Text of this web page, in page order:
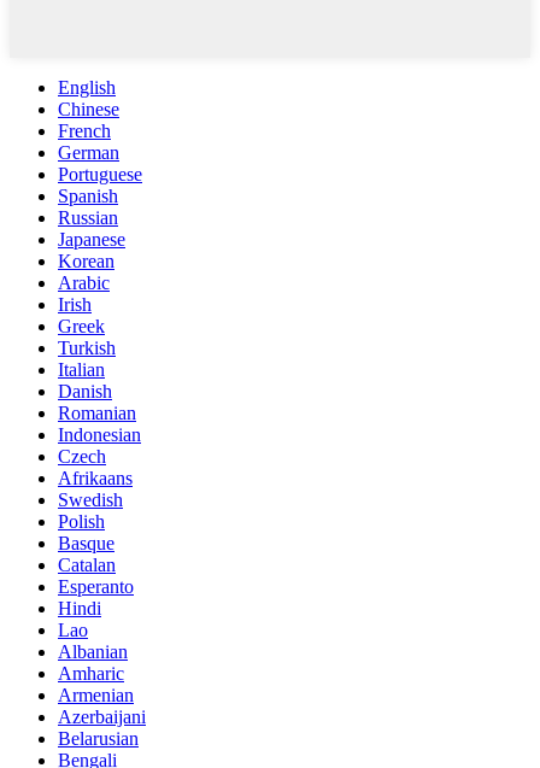
English
Chinese
French
German
Portuguese
Spanish
Russian
Japanese
Korean
Arabic
Irish
Greek
Turkish
Italian
Danish
Romanian
Indonesian
Czech
Afrikaans
Swedish
Polish
Basque
Catalan
Esperanto
Hindi
Lao
Albanian
Amharic
Armenian
Azerbaijani
Belarusian
Bengali